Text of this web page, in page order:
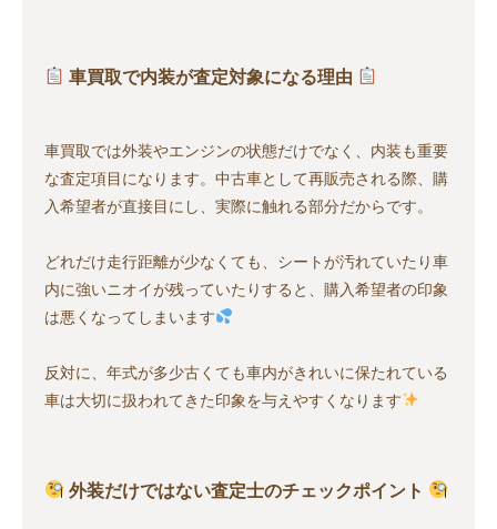
車買取で内装が査定対象になる理由
車買取では外装やエンジンの状態だけでなく、内装も重要
な査定項目になります。中古車として再販売される際、購
入希望者が直接目にし、実際に触れる部分だからです。
どれだけ走行距離が少なくても、シートが汚れていたり車
内に強いニオイが残っていたりすると、購入希望者の印象
は悪くなってしまいます
反対に、年式が多少古くても車内がきれいに保たれている
車は大切に扱われてきた印象を与えやすくなります
外装だけではない査定士のチェックポイント